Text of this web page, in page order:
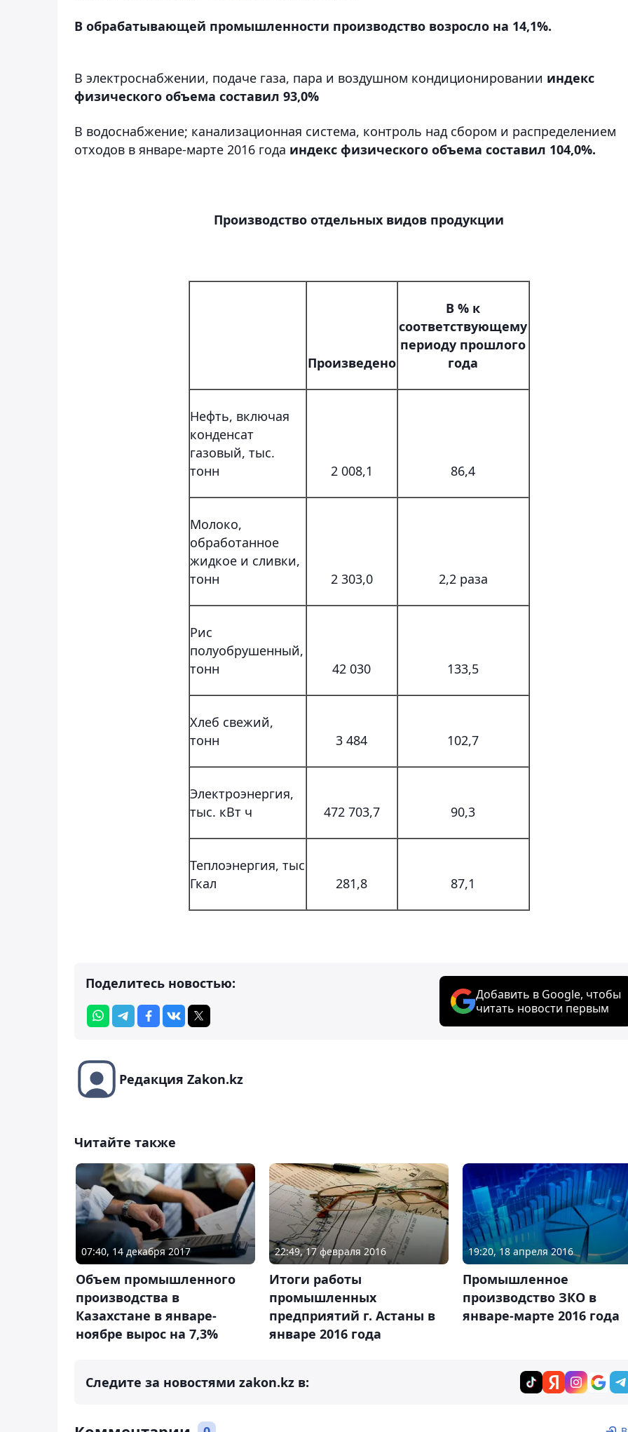
В обрабатывающей промышленности производство возросло на 14,1%.
В электроснабжении, подаче газа, пара и воздушном кондиционировании индекс
физического объема составил 93,0%
В водоснабжение; канализационная система, контроль над сбором и распределением
отходов в январе-марте 2016 года индекс физического объема составил 104,0%.
Производство отдельных видов продукции
Произведено
В % к
соответствующему
периоду прошлого
года
Нефть, включая
конденсат
газовый, тыс.
тонн
2 008,1 86,4
Молоко,
обработанное
жидкое и сливки,
тонн
2 303,0 2,2 раза
Рис
полуобрушенный,
тонн
42 030 133,5
Хлеб свежий,
тонн
3 484 102,7
Электроэнергия,
тыс. кВт ч
472 703,7 90,3
Теплоэнергия, тыс
Гкал
281,8 87,1
Поделитесь новостью:
Добавить в Google, чтобы
читать новости первым
Редакция Zakon.kz
Читайте также
07:40, 14 декабря 2017
Объем промышленного
производства в
Казахстане в январе-
ноябре вырос на 7,3%
22:49, 17 февраля 2016
Итоги работы
промышленных
предприятий г. Астаны в
январе 2016 года
19:20, 18 апреля 2016
Промышленное
производство ЗКО в
январе-марте 2016 года
Следите за новостями zakon.kz в: